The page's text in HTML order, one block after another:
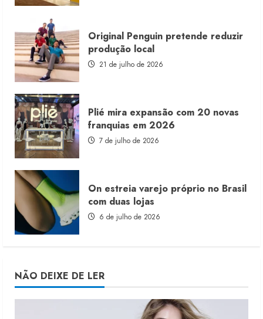
Original Penguin pretende reduzir
produção local
21 de julho de 2026
Plié mira expansão com 20 novas
franquias em 2026
7 de julho de 2026
On estreia varejo próprio no Brasil
com duas lojas
6 de julho de 2026
NÃO DEIXE DE LER